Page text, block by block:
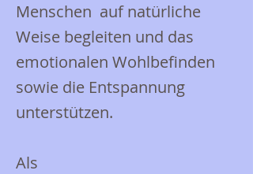
Menschen auf natürliche
Weise begleiten und das
emotionalen Wohlbefinden
sowie die Entspannung
unterstützen.
Als